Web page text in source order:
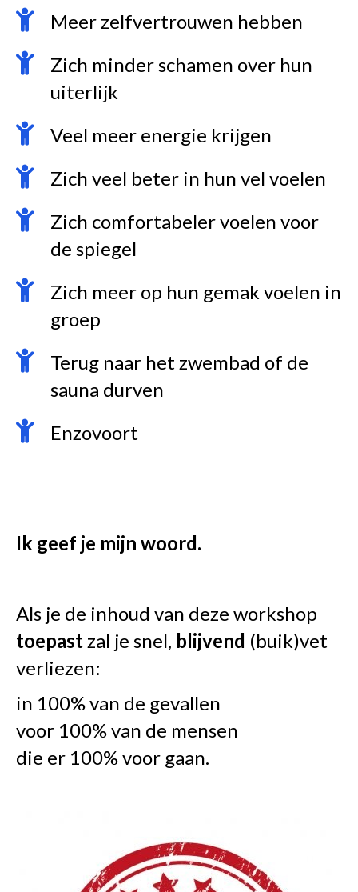
Meer zelfvertrouwen hebben
Zich minder schamen over hun
uiterlijk
Veel meer energie krijgen
Zich veel beter in hun vel voelen
Zich comfortabeler voelen voor
de spiegel
Zich meer op hun gemak voelen in
groep
Terug naar het zwembad of de
sauna durven
Enzovoort
Ik geef je mijn woord.
Als je de inhoud van deze workshop
toepastzal je snel, blijvend (buik)vet
verliezen:
in 100% van de gevallen
voor 100% van de mensen
die er 100% voor gaan.